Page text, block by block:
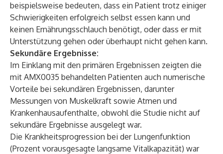
beispielsweise bedeuten, dass ein Patient trotz einiger
Schwierigkeiten erfolgreich selbst essen kann und
keinen Ernährungsschlauch benötigt, oder dass er mit
Unterstützung gehen oder überhaupt nicht gehen kann.
Sekundäre Ergebnisse:
Im Einklang mit den primären Ergebnissen zeigten die
mit AMX0035 behandelten Patienten auch numerische
Vorteile bei sekundären Ergebnissen, darunter
Messungen von Muskelkraft sowie Atmen und
Krankenhausaufenthalte, obwohl die Studie nicht auf
sekundäre Ergebnisse ausgelegt war.
Die Krankheitsprogression bei der Lungenfunktion
(Prozent vorausgesagte langsame Vitalkapazität) war